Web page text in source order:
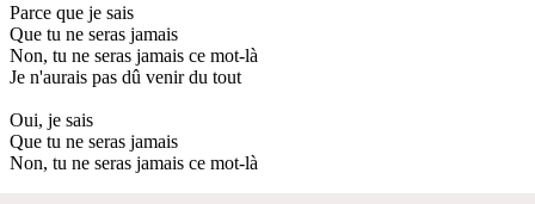
Parce que je sais
Que tu ne seras jamais
Non, tu ne seras jamais ce mot-là
Je n'aurais pas dû venir du tout
Oui, je sais
Que tu ne seras jamais
Non, tu ne seras jamais ce mot-là